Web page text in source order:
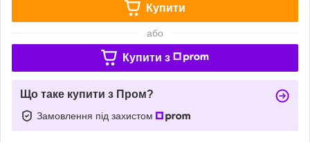
Купити
або
Купити з
Що таке купити з Пром?
Замовлення під захистом